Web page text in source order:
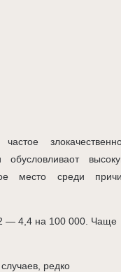
место среди
— 4,4 на 100 000. Чаще
редко